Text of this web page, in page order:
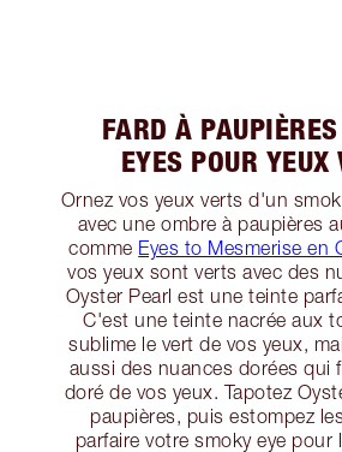
FARD À
EYES POUR YEUX
Ornez vos yeux verts d'un
avec une ombre à paupières
comme Eyes to Mesmerise en
vos yeux sont verts avec des
Oyster Pearl est une teinte
C'est une teinte nacrée aux
sublime le vert de vos yeux,
aussi des nuances dorées qui
doré de vos yeux. Tapotez
paupières, puis estompez
parfaire votre smoky eye pour